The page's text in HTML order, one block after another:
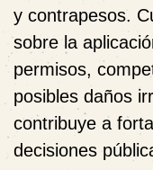
y contrapesos.
sobre la
permisos,
posibles daños
contribuye a
decisiones